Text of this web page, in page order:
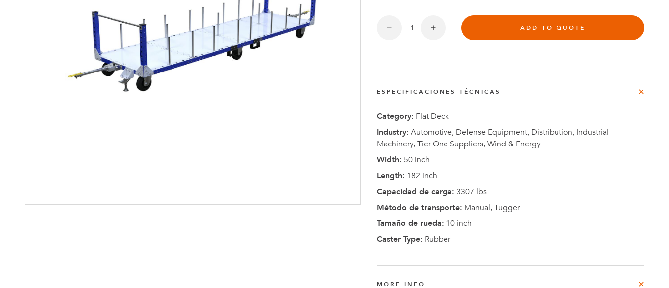
Soluciones para colgar
Soluciones Madre-Hija
Carros de kit y soluciones
Parts
Fogelberg
Ejecutivo
de
ADD TO QUOTE
ESPECIFICACIONES TÉCNICAS
Category: Flat Deck
Industry: Automotive, Defense Equipment, Distribution, Industrial
Machinery, Tier One Suppliers, Wind & Energy
Width: 50 inch
Length: 182 inch
Capacidad de carga: 3307 lbs
Método de transporte: Manual, Tugger
Tamaño de rueda: 10 inch
Caster Type: Rubber
MORE INFO